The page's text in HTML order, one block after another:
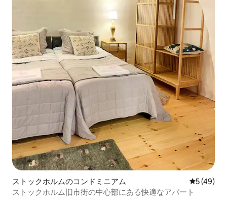
ストックホルムのコンドミニアム レビュー
5 (49)
ストックホルム旧市街の中心部にある快適なアパート